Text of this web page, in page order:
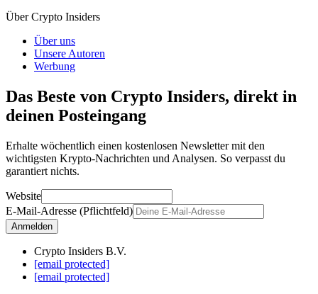
Über Crypto Insiders
Über uns
Unsere Autoren
Werbung
Das Beste von Crypto Insiders, direkt in
deinen Posteingang
Erhalte wöchentlich einen kostenlosen Newsletter mit den
wichtigsten Krypto-Nachrichten und Analysen. So verpasst du
garantiert nichts.
Website
E-Mail-Adresse (Pflichtfeld)
Anmelden
Crypto Insiders B.V.
[email protected]
[email protected]